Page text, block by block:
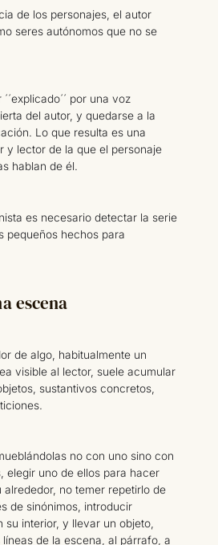
de los personajes, el autor
seres autónomos que no se
por una voz
del autor, y quedarse a la
Lo que resulta es una
y lector de la que el personaje
hablan de él.
es necesario detectar la serie
pequeños hechos para
escena
de algo, habitualmente un
visible al lector, suele acumular
sustantivos concretos,
no con uno sino con
elegir uno de ellos para hacer
no temer repetirlo de
de sinónimos, introducir
su interior, y llevar un objeto,
de la escena, al párrafo, a